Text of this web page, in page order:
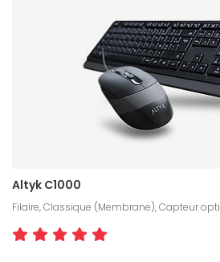
Altyk C1000
Filaire, Classique (Membrane), Capteur